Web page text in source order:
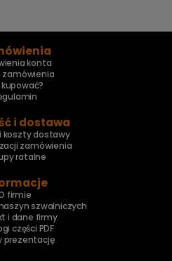
konta
zamówienia
kupować?
i dostawa
koszty dostawy
zamówienia
ratalne
firmie
szwalniczych
i dane firmy
części PDF
prezentację